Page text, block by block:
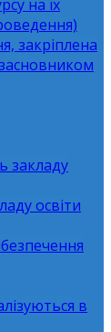
на їх
закріплена
закладу
освіти
в